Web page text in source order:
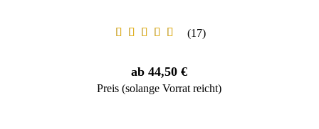
17
ab 44,50 €
Preis (solange Vorrat reicht)